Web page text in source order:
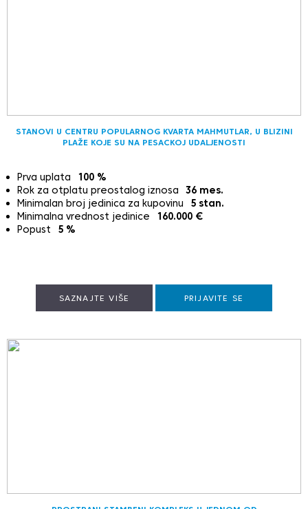
STANOVI U CENTRU POPULARNOG KVARTA MAHMUTLAR, U BLIZINI
PLAŽE KOJE SU NA PESACKOJ UDALJENOSTI
Prva uplata 100 %
Rok za otplatu preostalog iznosa
36 mes.
Minimalan broj jedinica za kupovinu
5 stan.
Minimalna vrednost jedinice
160.000 €
Popust
5 %
SAZNAJTE VIŠE PRIJAVITE SE